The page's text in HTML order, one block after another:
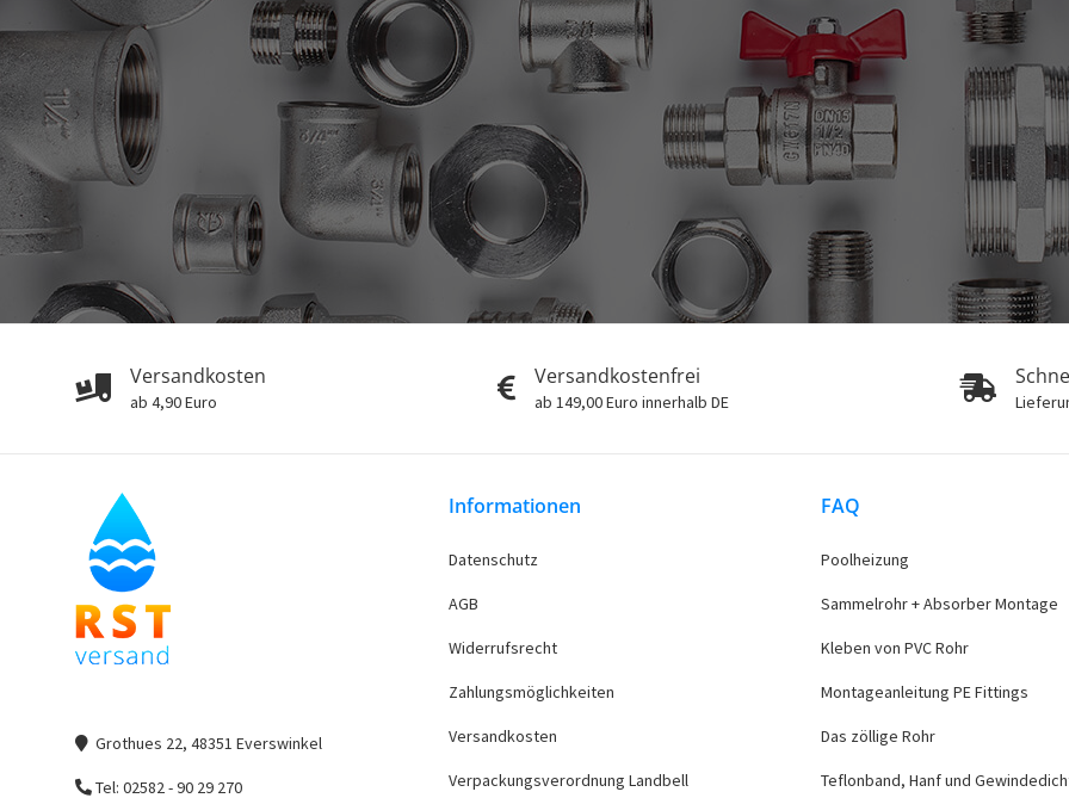
Versandkosten
ab 4,90 Euro
Versandkostenfrei
ab 149,00 Euro innerhalb DE
Grothues 22, 48351 Everswinkel
Tel: 02582 - 90 29 270
Informationen
Datenschutz
AGB
Widerrufsrecht
Zahlungsmöglichkeiten
Versandkosten
Verpackungsverordnung Landbell
FAQ
Poolheizung
Sammelrohr + Absorber Montage
Kleben von PVC Rohr
Montageanleitung PE Fittings
Das zöllige Rohr
Teflonband, Hanf und